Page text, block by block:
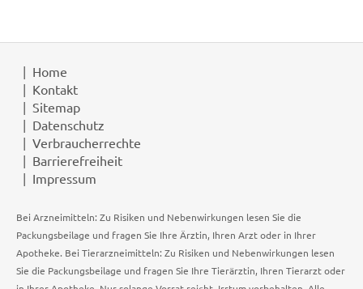
Home
Kontakt
Sitemap
Datenschutz
Verbraucherrechte
Barrierefreiheit
Impressum
Bei Arzneimitteln: Zu Risiken und Nebenwirkungen lesen Sie die
Packungsbeilage und fragen Sie Ihre Ärztin, Ihren Arzt oder in Ihrer
Apotheke. Bei Tierarzneimitteln: Zu Risiken und Nebenwirkungen lesen
Sie die Packungsbeilage und fragen Sie Ihre Tierärztin, Ihren Tierarzt oder